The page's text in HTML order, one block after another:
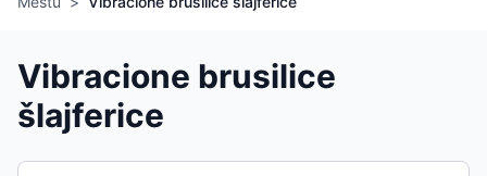
Vibracione brusilice
šlajferice